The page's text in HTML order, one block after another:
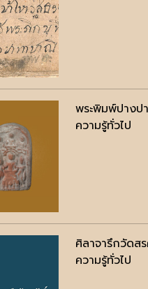
พระพิมพ์ปางป
ความรู้ทั่วไป
ศิลาจารึกวัดส
ความรู้ทั่วไป